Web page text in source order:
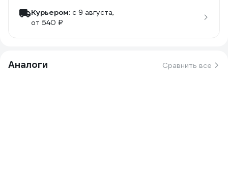
Курьером: c 9 августа,
от 540 ₽
Аналоги Сравнить все